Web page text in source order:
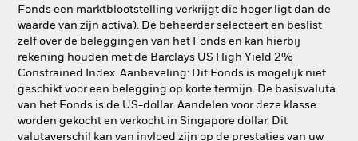
Fonds een marktblootstelling verkrijgt die hoger ligt dan de
waarde van zijn activa). De beheerder selecteert en beslist
zelf over de beleggingen van het Fonds en kan hierbij
rekening houden met de Barclays US High Yield 2%
Constrained Index. Aanbeveling: Dit Fonds is mogelijk niet
geschikt voor een belegging op korte termijn. De basisvaluta
van het Fonds is de US-dollar. Aandelen voor deze klasse
worden gekocht en verkocht in Singapore dollar. Dit
valutaverschil kan van invloed zijn op de prestaties van uw